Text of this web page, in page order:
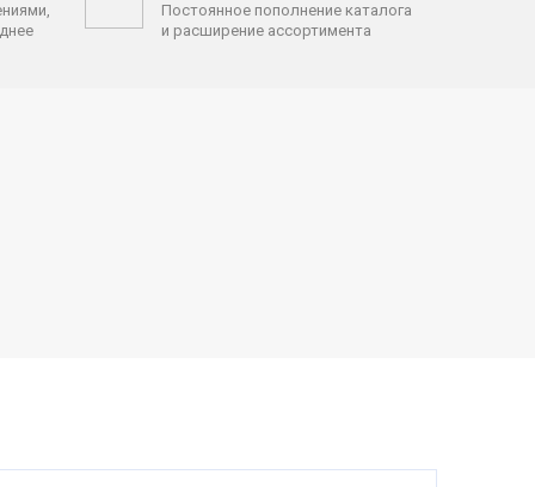
Постоянное пополнение каталога
и расширение ассортимента